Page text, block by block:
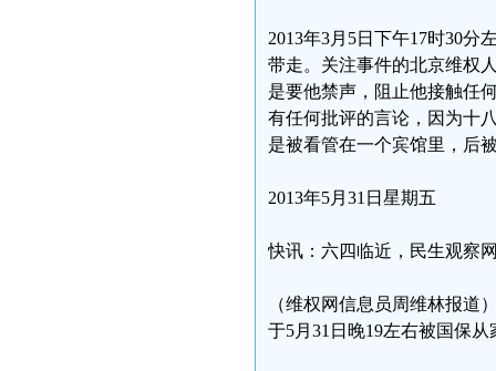
2013年3月5日下午17时30
带走。关注事件的北京维权
是要他禁声，阻止他接触任
有任何批评的言论，因为十
是被看管在一个宾馆里，后
2013年5月31日星期五
快讯：六四临近，民生观察
（维权网信息员周维林报道
于5月31日晚19左右被国保从